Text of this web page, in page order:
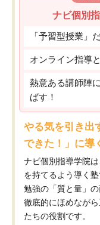
ナビ個別
「予習型授業」
オンライン指導
熱意ある講師陣
ばす！
やる気を引き出
できた！」に導
ナビ個別指導学院
を持てるよう導く
勉強の「質と量」
徹底的にほめなが
たちの役割です。